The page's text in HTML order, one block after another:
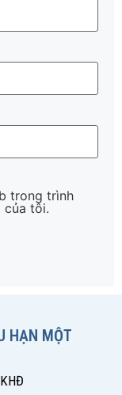
trong trình
của tôi.
HẠN MỘT